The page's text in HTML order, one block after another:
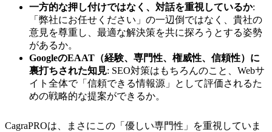
一方的な押し付けではなく、対話を重視しているか:
「弊社にお任せください」の一辺倒ではなく、貴社の
意見を尊重し、最適な解決策を共に探ろうとする姿勢
があるか。
GoogleのEAAT（経験、専門性、権威性、信頼性）に
裏打ちされた知見: SEO対策はもちろんのこと、Webサ
イト全体で「信頼できる情報源」として評価されるた
めの戦略的な提案ができるか。
CagraPROは、まさにこの「優しい専門性」を重視していま